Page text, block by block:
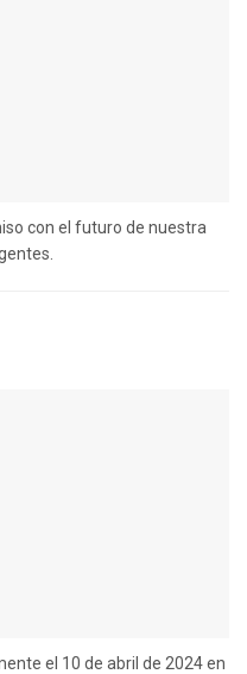
con el futuro de nuestra
el 10 de abril de 2024 en